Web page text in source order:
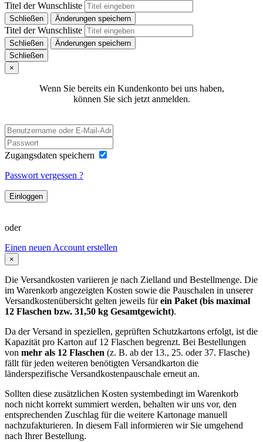
Titel der Wunschliste
Schließen Änderungen speichern
Titel der Wunschliste
Schließen
Änderungen speichern
Schließen
×
Wenn Sie bereits ein Kundenkonto bei uns haben,
können Sie sich jetzt anmelden.
Zugangsdaten speichern
Passwort vergessen ?
Einloggen
oder
Einen neuen Account erstellen
×
Die Versandkosten variieren je nach Zielland und Bestellmenge. Die
im Warenkorb angezeigten Kosten sowie die Pauschalen in unserer
Versandkostenübersicht gelten jeweils fürein Paket (bis maximal
12 Flaschen bzw. 31,50 kg Gesamtgewicht).
Da der Versand in speziellen, geprüften Schutzkartons erfolgt, ist die
Kapazität pro Karton auf 12 Flaschen begrenzt. Bei Bestellungen
von mehr als 12 Flaschen (z. B. ab der 13., 25. oder 37. Flasche)
fällt für jeden weiteren benötigten Versandkarton die
länderspezifische Versandkostenpauschale erneut an.
Sollten diese zusätzlichen Kosten systembedingt im Warenkorb
noch nicht korrekt summiert werden, behalten wir uns vor, den
entsprechenden Zuschlag für die weitere Kartonage manuell
nachzufakturieren. In diesem Fall informieren wir Sie umgehend
nach Ihrer Bestellung.